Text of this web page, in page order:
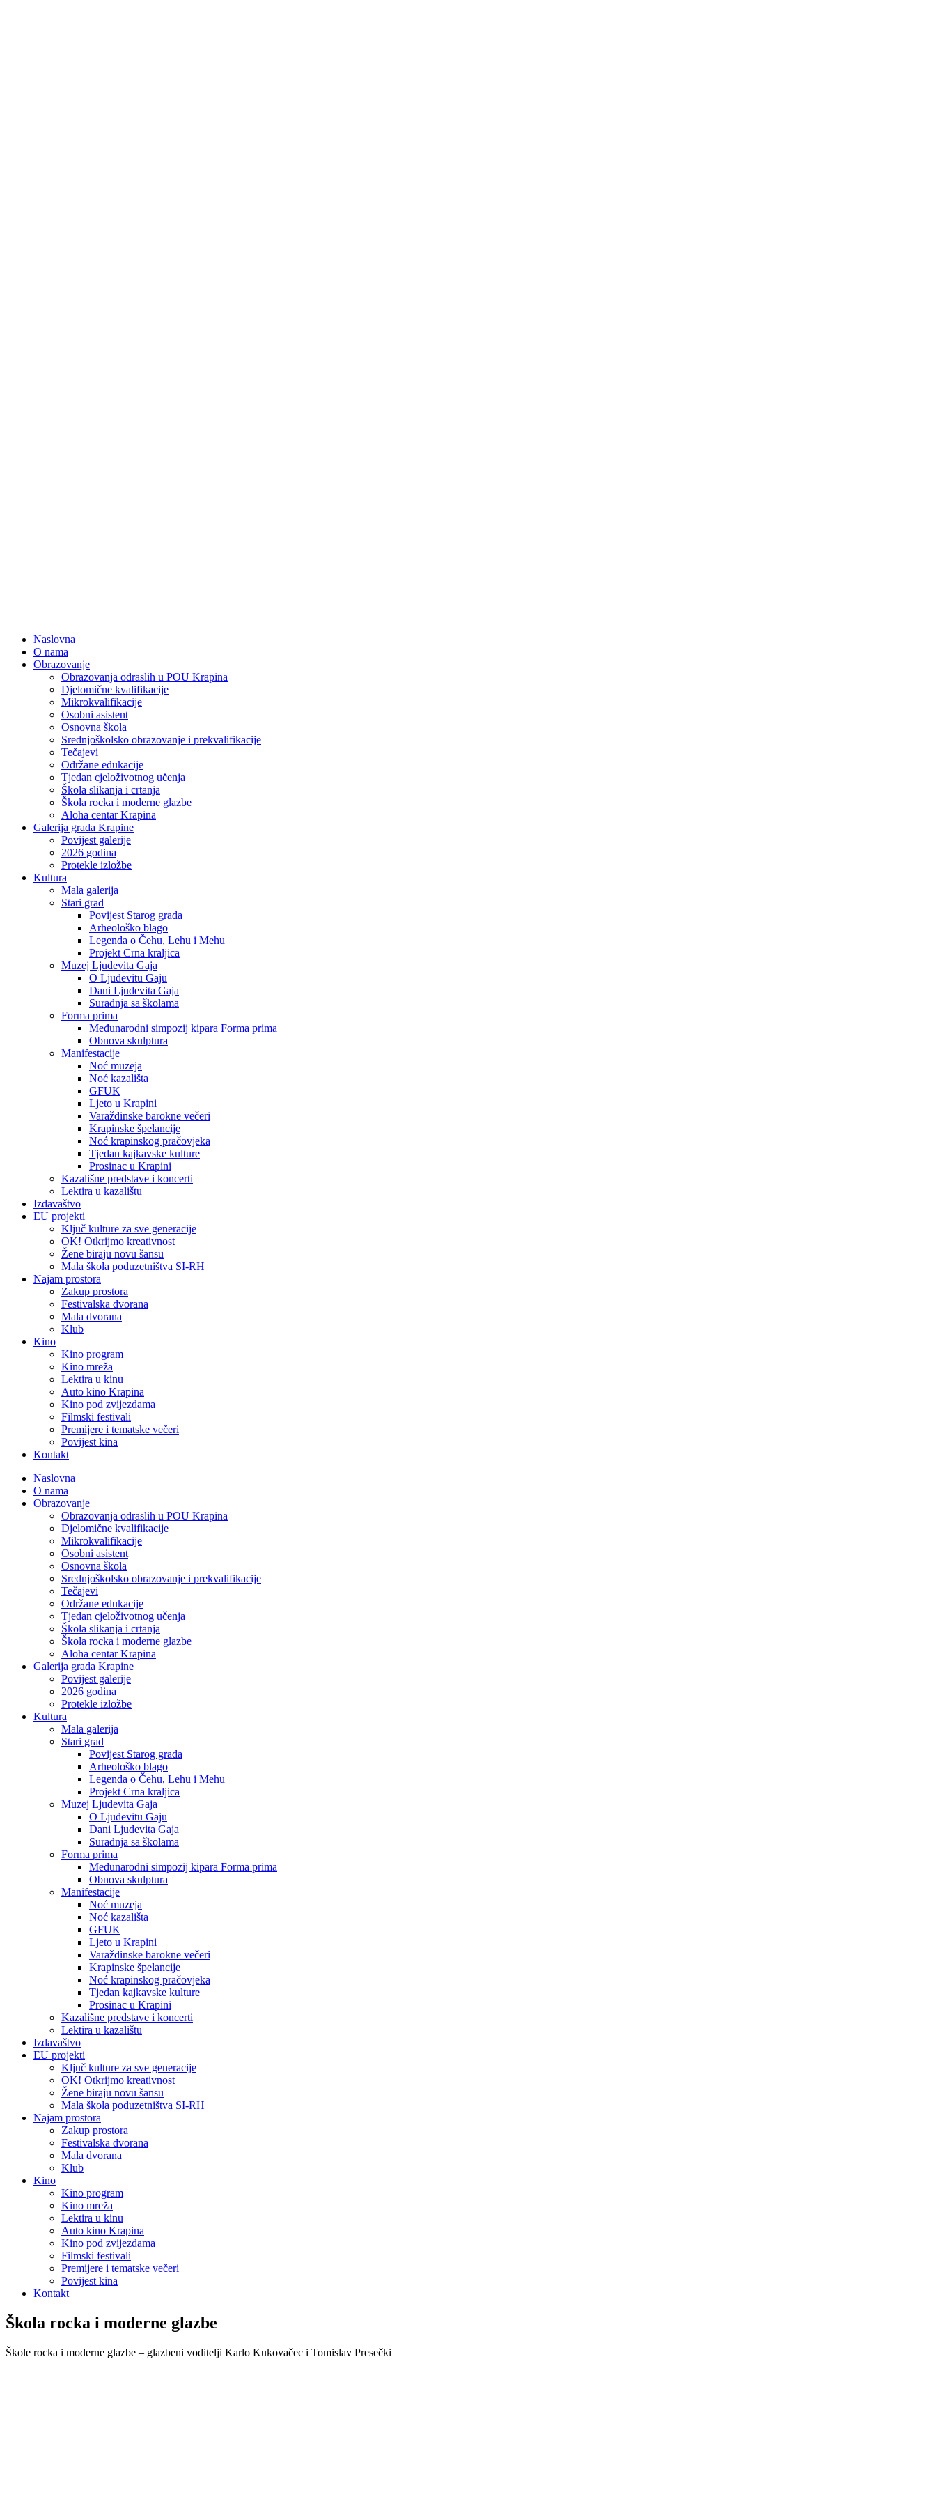
Naslovna
O nama
Obrazovanje
Obrazovanja odraslih u POU Krapina
Djelomične kvalifikacije
Mikrokvalifikacije
Osobni asistent
Osnovna škola
Srednjoškolsko obrazovanje i prekvalifikacije
Tečajevi
Održane edukacije
Tjedan cjeloživotnog učenja
Škola slikanja i crtanja
Škola rocka i moderne glazbe
Aloha centar Krapina
Galerija grada Krapine
Povijest galerije
2026 godina
Protekle izložbe
Kultura
Mala galerija
Stari grad
Povijest Starog grada
Arheološko blago
Legenda o Čehu, Lehu i Mehu
Projekt Crna kraljica
Muzej Ljudevita Gaja
O Ljudevitu Gaju
Dani Ljudevita Gaja
Suradnja sa školama
Forma prima
Međunarodni simpozij kipara Forma prima
Obnova skulptura
Manifestacije
Noć muzeja
Noć kazališta
GFUK
Ljeto u Krapini
Varaždinske barokne večeri
Krapinske špelancije
Noć krapinskog pračovjeka
Tjedan kajkavske kulture
Prosinac u Krapini
Kazališne predstave i koncerti
Lektira u kazalištu
Izdavaštvo
EU projekti
Ključ kulture za sve generacije
OK! Otkrijmo kreativnost
Žene biraju novu šansu
Mala škola poduzetništva SI-RH
Najam prostora
Zakup prostora
Festivalska dvorana
Mala dvorana
Klub
Kino
Kino program
Kino mreža
Lektira u kinu
Auto kino Krapina
Kino pod zvijezdama
Filmski festivali
Premijere i tematske večeri
Povijest kina
Kontakt
Naslovna
O nama
Obrazovanje
Obrazovanja odraslih u POU Krapina
Djelomične kvalifikacije
Mikrokvalifikacije
Osobni asistent
Osnovna škola
Srednjoškolsko obrazovanje i prekvalifikacije
Tečajevi
Održane edukacije
Tjedan cjeloživotnog učenja
Škola slikanja i crtanja
Škola rocka i moderne glazbe
Aloha centar Krapina
Galerija grada Krapine
Povijest galerije
2026 godina
Protekle izložbe
Kultura
Mala galerija
Stari grad
Povijest Starog grada
Arheološko blago
Legenda o Čehu, Lehu i Mehu
Projekt Crna kraljica
Muzej Ljudevita Gaja
O Ljudevitu Gaju
Dani Ljudevita Gaja
Suradnja sa školama
Forma prima
Međunarodni simpozij kipara Forma prima
Obnova skulptura
Manifestacije
Noć muzeja
Noć kazališta
GFUK
Ljeto u Krapini
Varaždinske barokne večeri
Krapinske špelancije
Noć krapinskog pračovjeka
Tjedan kajkavske kulture
Prosinac u Krapini
Kazališne predstave i koncerti
Lektira u kazalištu
Izdavaštvo
EU projekti
Ključ kulture za sve generacije
OK! Otkrijmo kreativnost
Žene biraju novu šansu
Mala škola poduzetništva SI-RH
Najam prostora
Zakup prostora
Festivalska dvorana
Mala dvorana
Klub
Kino
Kino program
Kino mreža
Lektira u kinu
Auto kino Krapina
Kino pod zvijezdama
Filmski festivali
Premijere i tematske večeri
Povijest kina
Kontakt
Škola rocka i moderne glazbe
Škole rocka i moderne glazbe – glazbeni voditelji Karlo Kukovačec i Tomislav Presečki